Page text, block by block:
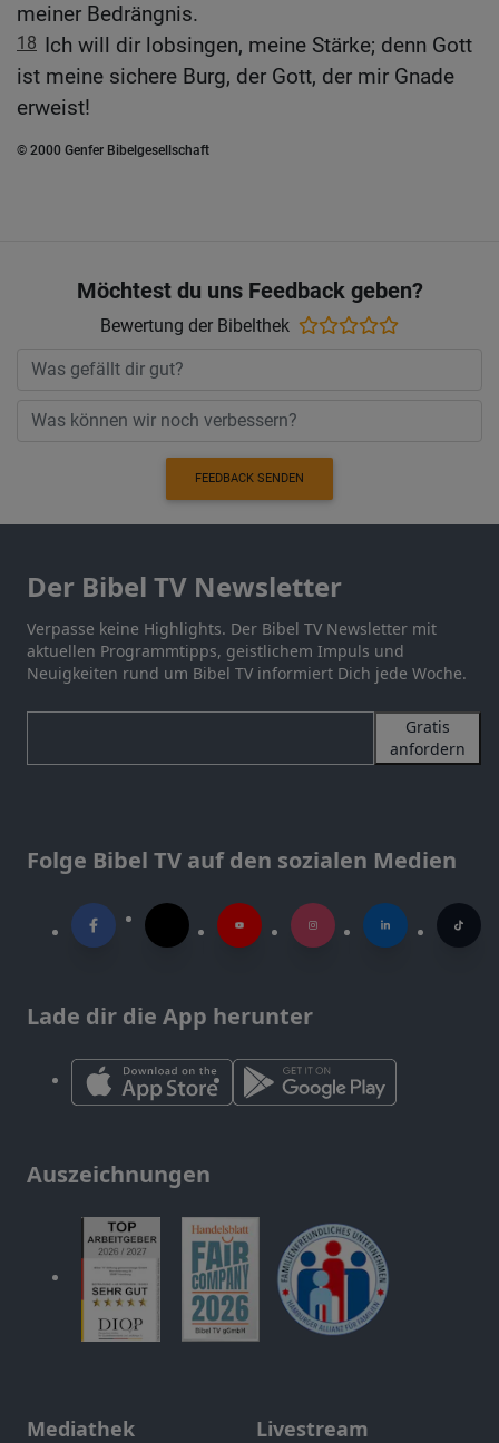
meiner Bedrängnis.
18 Ich will dir lobsingen, meine Stärke; denn Gott
ist meine sichere Burg, der Gott, der mir Gnade
erweist!
© 2000 Genfer Bibelgesellschaft
Möchtest du uns Feedback geben?
Bewertung der Bibelthek
FEEDBACK SENDEN
Der Bibel TV Newsletter
Verpasse keine Highlights. Der Bibel TV Newsletter mit
aktuellen Programmtipps, geistlichem Impuls und
Neuigkeiten rund um Bibel TV informiert Dich jede Woche.
Gratis
anfordern
Folge Bibel TV auf den sozialen Medien
Lade dir die App herunter
Auszeichnungen
Mediathek Livestream